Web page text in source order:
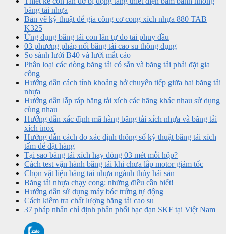
băng tải nhựa
Bản vẽ kỹ thuật để gia công cơ cong xích nhựa 880 TAB
K325
Ứng dụng băng tải con lăn tự do tải phuy dầu
03 phương pháp nối băng tải cao su thông dụng
So sánh lưới B40 và lưới mắt cáo
Phân loại các dòng băng tải có sẵn và băng tải phải đặt gia
công
Hướng dẫn cách tính khoảng hở chuyển tiếp giữa hai băng tải
nhựa
Hướng dẫn lắp ráp băng tải xích các hãng khác nhau sử dụng
cùng nhau
Hướng dẫn xác định mã hàng băng tải xích nhựa và băng tải
xích inox
Hướng dẫn cách đo xác định thông số kỹ thuật băng tải xích
tấm để đặt hàng
Tại sao băng tải xích hay đóng 03 mét mỗi hộp?
Cách test vận hành băng tải khi chưa lắp motor giảm tốc
Chọn vật liệu băng tải nhựa ngành thủy hải sản
Băng tải nhựa chạy cong: những điều cần biết!
Hướng dẫn sử dụng máy bóc trứng tự động
Cách kiểm tra chất lượng băng tải cao su
37 pháp nhân chỉ định phân phối bạc đạn SKF tại Việt Nam